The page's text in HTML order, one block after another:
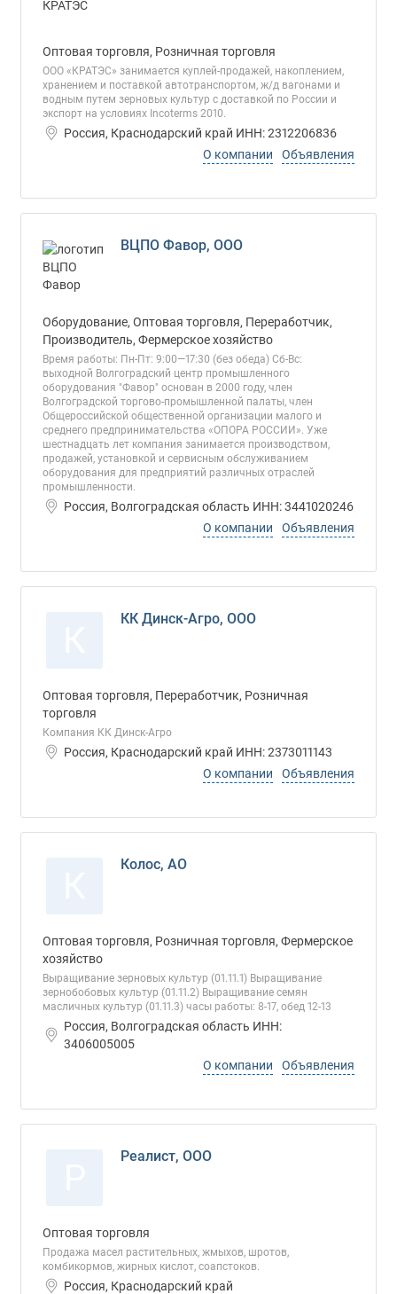
Оптовая торговля, Розничная торговля
ООО «КРАТЭС» занимается куплей-продажей, накоплением,
хранением и поставкой автотранспортом, ж/д вагонами и
водным путем зерновых культур с доставкой по России и
экспорт на условиях Incoterms 2010.
Россия, Краснодарский край ИНН: 2312206836
О компании
Объявления
ВЦПО Фавор, ООО
Оборудование, Оптовая торговля, Переработчик,
Производитель, Фермерское хозяйство
Время работы: Пн-Пт: 9:00—17:30 (без обеда) Сб-Вс:
выходной Волгоградский центр промышленного
оборудования "Фавор" основан в 2000 году, член
Волгоградской торгово-промышленной палаты, член
Общероссийской общественной организации малого и
среднего предпринимательства «ОПОРА РОССИИ». Уже
шестнадцать лет компания занимается производством,
продажей, установкой и сервисным обслуживанием
оборудования для предприятий различных отраслей
промышленности.
Россия, Волгоградская область ИНН: 3441020246
О компании
Объявления
КК Динск-Агро, ООО
Оптовая торговля, Переработчик, Розничная
торговля
Компания КК Динск-Агро
Россия, Краснодарский край ИНН: 2373011143
О компании
Объявления
Колос, АО
Оптовая торговля, Розничная торговля, Фермерское
хозяйство
Выращивание зерновых культур (01.11.1) Выращивание
зернобобовых культур (01.11.2) Выращивание семян
масличных культур (01.11.3) часы работы: 8-17, обед 12-13
Россия, Волгоградская область ИНН:
3406005005
О компании
Объявления
Реалист, ООО
Оптовая торговля
Продажа масел растительных, жмыхов, шротов,
комбикормов, жирных кислот, соапстоков.
Россия, Краснодарский край